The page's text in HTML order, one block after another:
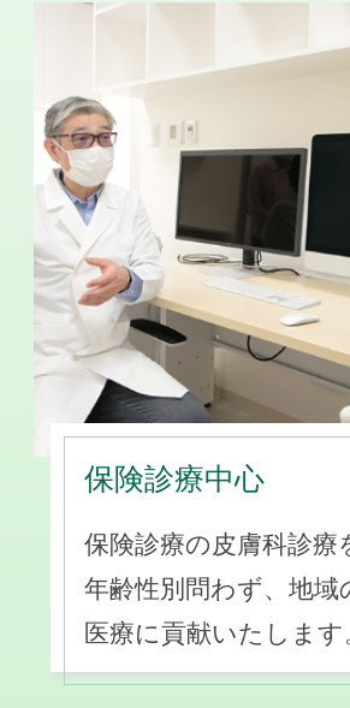
保険診療中心
保険診療の皮膚科診療
年齢性別問わず、地域
医療に貢献いたします